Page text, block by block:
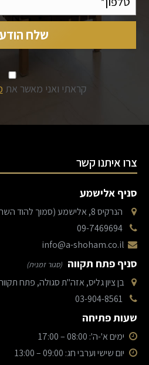
קראתי ואני מאשר את
צרו איתנו קשר
סניף אלישמע
הנרקיס 8, אלישמע (סמוך להוד השרון)
info@a-shoham.co.il
סניף פתח תקווה (סגור זמנית)
בן ציון גליס, אזה"ת סגולה, פתח
שעות פתיחה
ימים א'-ה': 08:00 – 17:00
יום שישי וערבי חג: 09:00 – 13:00